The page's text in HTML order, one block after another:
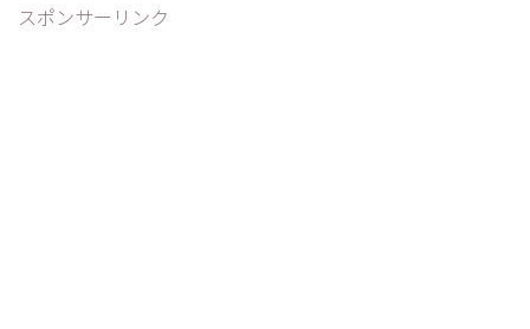
スポンサーリンク